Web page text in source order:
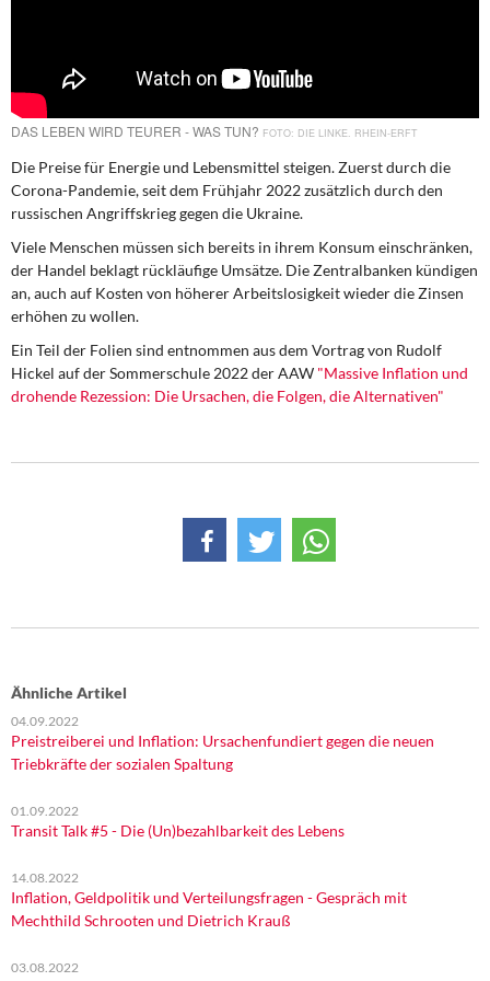
Memo-Gruppe
Institut Solidarische Moderne
Rosa-Luxemburg-Stiftung
Über mich
DAS LEBEN WIRD TEURER - WAS TUN? DIE LINKE. RHEIN-ERFT
Die Preise für Energie und Lebensmittel steigen. Zuerst durch die
Corona-Pandemie, seit dem Frühjahr 2022 zusätzlich durch den
russischen Angriffskrieg gegen die Ukraine.
Viele Menschen müssen sich bereits in ihrem Konsum einschränken,
der Handel beklagt rückläufige Umsätze. Die Zentralbanken kündigen
an, auch auf Kosten von höherer Arbeitslosigkeit wieder die Zinsen
erhöhen zu wollen.
Ein Teil der Folien sind entnommen aus dem Vortrag von Rudolf
Hickel auf der Sommerschule 2022 der AAW "Massive Inflation und
drohende Rezession: Die Ursachen, die Folgen, die Alternativen"
Ähnliche Artikel
04.09.2022
Preistreiberei und Inflation: Ursachenfundiert gegen die neuen
Triebkräfte der sozialen Spaltung
01.09.2022
Transit Talk #5 - Die (Un)bezahlbarkeit des Lebens
14.08.2022
Inflation, Geldpolitik und Verteilungsfragen - Gespräch mit
Mechthild Schrooten und Dietrich Krauß
03.08.2022